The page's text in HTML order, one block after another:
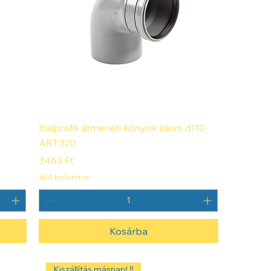
Italprofili átmeneti könyök idom d110
ART.320
Ár
3463 Ft
ÁFA beleértve
Kosárba